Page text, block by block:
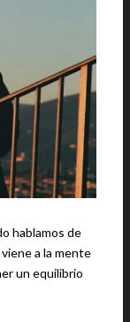
a la mente
un equilibrio